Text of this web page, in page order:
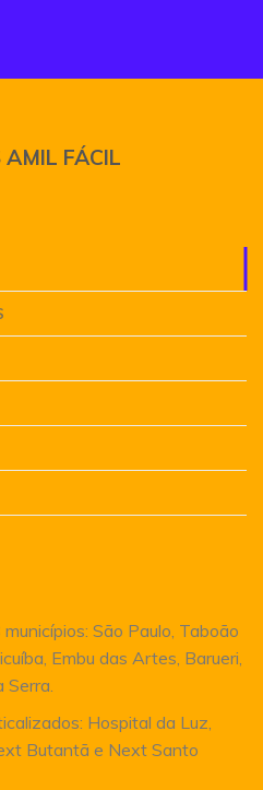
AMIL FÁCIL
São Paulo, Taboão
Embu das Artes, Barueri,
Hospital da Luz,
Butantã e Next Santo